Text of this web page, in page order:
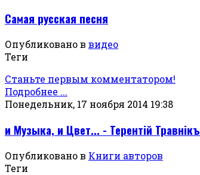
Самая русская песня
Опубликовано в видео
Теги
Станьте первым комментатором!
Подробнее ...
Понедельник, 17 ноября 2014 19:38
и Музыка, и Цвет... - Терентiй Травнiкъ
Опубликовано в Книги авторов
Теги